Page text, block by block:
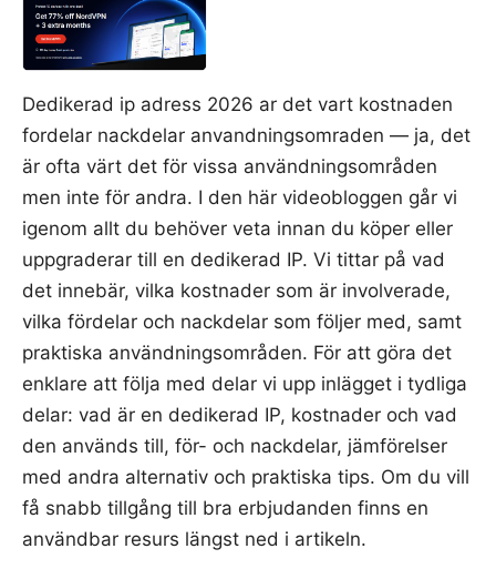
Dedikerad ip adress 2026 ar det vart kostnaden
fordelar nackdelar anvandningsomraden — ja, det
är ofta värt det för vissa användningsområden
men inte för andra. I den här videobloggen går vi
igenom allt du behöver veta innan du köper eller
uppgraderar till en dedikerad IP. Vi tittar på vad
det innebär, vilka kostnader som är involverade,
vilka fördelar och nackdelar som följer med, samt
praktiska användningsområden. För att göra det
enklare att följa med delar vi upp inlägget i tydliga
delar: vad är en dedikerad IP, kostnader och vad
den används till, för- och nackdelar, jämförelser
med andra alternativ och praktiska tips. Om du vill
få snabb tillgång till bra erbjudanden finns en
användbar resurs längst ned i artikeln.